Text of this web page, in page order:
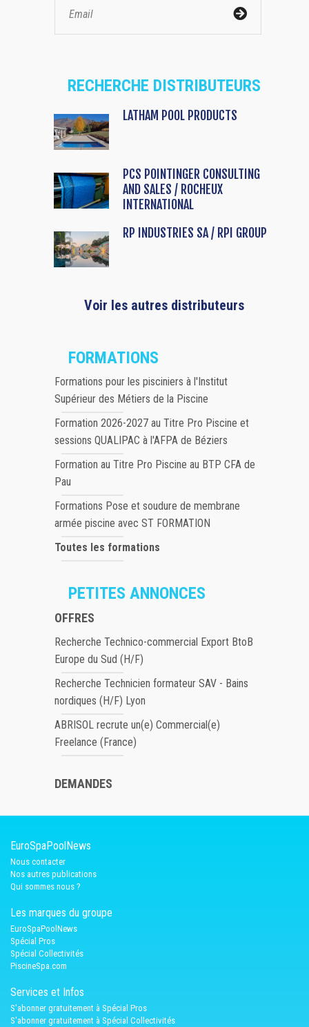
RECHERCHE DISTRIBUTEURS
LATHAM POOL PRODUCTS
PCS POINTINGER CONSULTING
AND SALES / ROCHEUX
INTERNATIONAL
RP INDUSTRIES SA / RPI GROUP
Voir les autres distributeurs
FORMATIONS
Formations pour les pisciniers à l'Institut
Supérieur des Métiers de la Piscine
Formation 2026-2027 au Titre Pro Piscine et
sessions QUALIPAC à l'AFPA de Béziers
Formation au Titre Pro Piscine au BTP CFA de
Pau
Formations Pose et soudure de membrane
armée piscine avec ST FORMATION
Toutes les formations
PETITES ANNONCES
OFFRES
Recherche Technico-commercial Export BtoB
Europe du Sud (H/F)
Recherche Technicien formateur SAV - Bains
nordiques (H/F) Lyon
ABRISOL recrute un(e) Commercial(e)
Freelance (France)
DEMANDES
EuroSpaPoolNews
Nous contacter
Nos autres publications
Qui sommes nous ?
Les marques du groupe
EuroSpaPoolNews
Spécial Pros
Spécial Collectivités
PiscineSpa.com
Services et Infos
S'abonner gratuitement à Spécial Pros
S'abonner gratuitement à Spécial Collectivités